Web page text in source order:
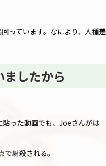
っています。なにより、人種差
したから
った動画でも、Joeさんがは
射殺される。